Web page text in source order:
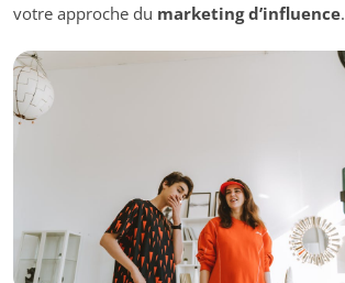
votre approche du marketing d’influence.